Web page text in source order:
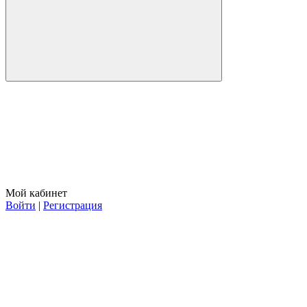
Мой кабинет
Войти | Регистрация